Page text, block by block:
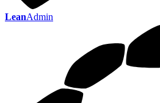
LeanAdmin